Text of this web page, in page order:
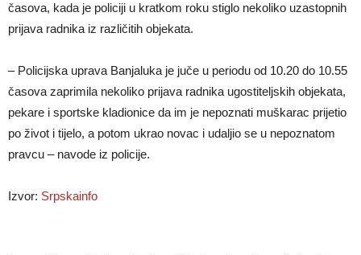
časova, kada je policiji u kratkom roku stiglo nekoliko uzastopnih
prijava radnika iz različitih objekata.
– Policijska uprava Banjaluka je juče u periodu od 10.20 do 10.55
časova zaprimila nekoliko prijava radnika ugostiteljskih objekata,
pekare i sportske kladionice da im je nepoznati muškarac prijetio
po život i tijelo, a potom ukrao novac i udaljio se u nepoznatom
pravcu – navode iz policije.
Izvor: Srpskainfo